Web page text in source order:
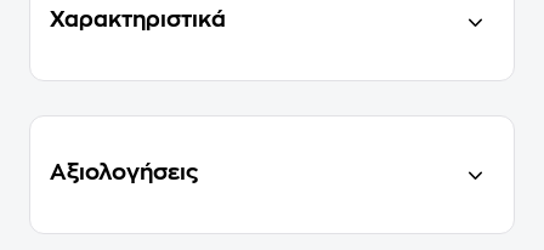
Χαρακτηριστικά
Αξιολογήσεις